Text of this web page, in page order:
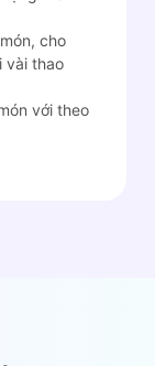
cho
vài thao
với theo